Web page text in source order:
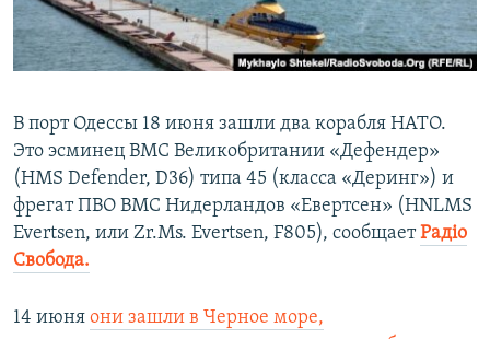
ПОБЕДИТЕЛЕЙ НЕ СУДЯТ?
КРЫМ.НЕПОКОРЕННЫЙ
УКРАИНСКАЯ ПРОБЛЕМА КРЫМА
ПРИСОЕДИНЯЙТЕСЬ!
Все сайты RFE/RL
В порт Одессы 18 июня зашли два корабля НАТО.
Это эсминец ВМС Великобритании «Дефендер»
(HMS Defender, D36) типа 45 (класса «Деринг») и
фрегат ПВО ВМС Нидерландов «Евертсен» (HNLMS
Evertsen, или Zr.Ms. Evertsen, F805), сообщаетРадiо
Свобода.
14 июня они зашли в Черное море,